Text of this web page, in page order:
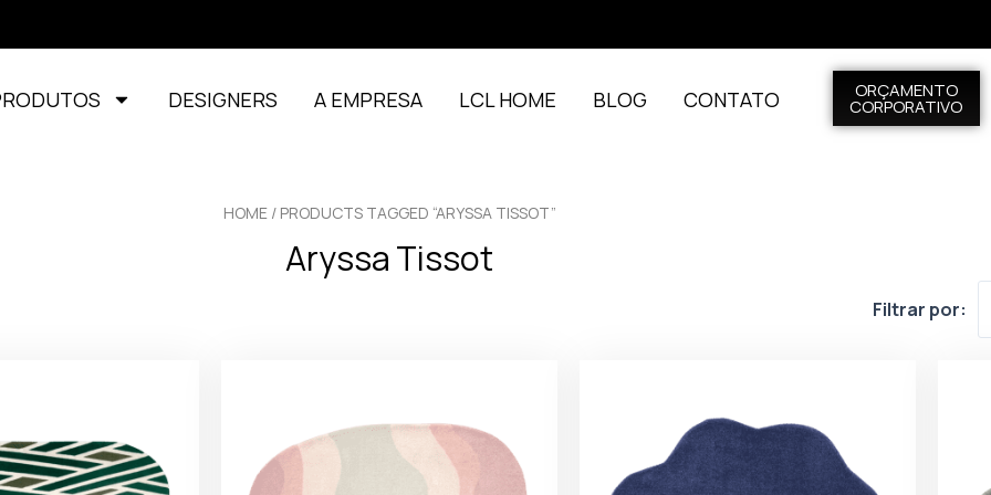
DESIGNERS A EMPRESA LCL HOME BLOG CONTATO ORÇAMENTO
CORPORATIVO
HOME/ PRODUCTS TAGGED “ARYSSA TISSOT”
Aryssa Tissot
Filtrar por: